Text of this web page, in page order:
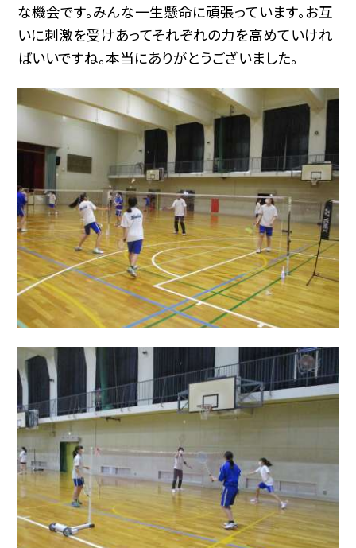
な機会です。みんな一生懸命に頑張っています。お互
いに刺激を受けあってそれぞれの力を高めていけれ
ばいいですね。本当にありがとうございました。